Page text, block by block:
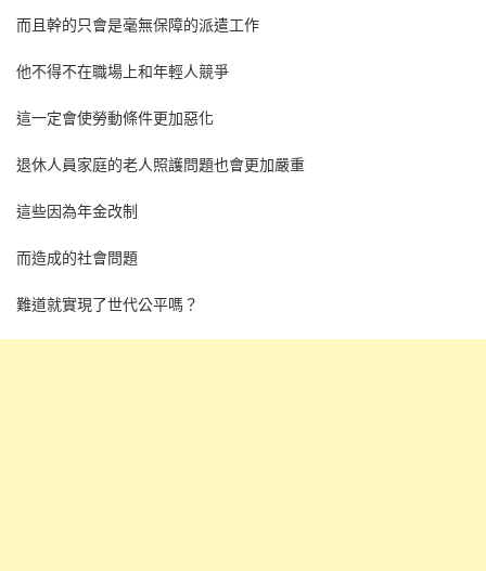
而且幹的只會是毫無保障的派遣工作
他不得不在職場上和年輕人競爭
這一定會使勞動條件更加惡化
退休人員家庭的老人照護問題也會更加嚴重
這些因為年金改制
而造成的社會問題
難道就實現了世代公平嗎？